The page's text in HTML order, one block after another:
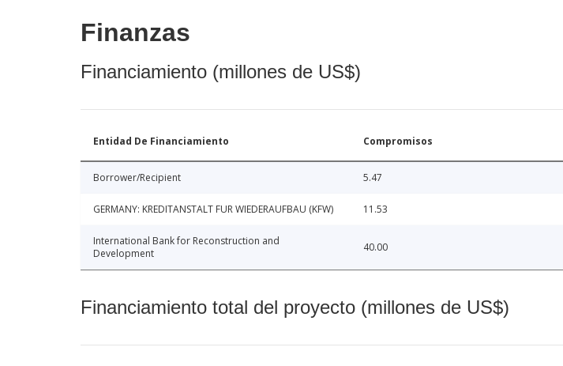
Finanzas
Financiamiento (millones de US$)
Entidad De Financiamiento Compromisos
Borrower/Recipient 5.47
GERMANY: KREDITANSTALT FUR WIEDERAUFBAU (KFW) 11.53
International Bank for Reconstruction and
Development
40.00
Financiamiento total del proyecto (millones de US$)